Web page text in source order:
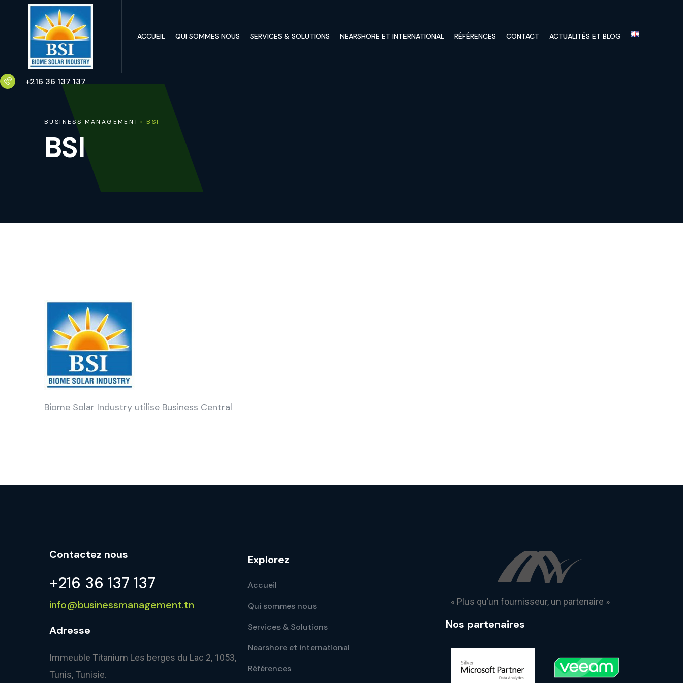
ACCUEIL QUI SOMMES NOUS SERVICES & SOLUTIONS NEARSHORE ET INTERNATIONAL RÉFÉRENCES CONTACT ACTUALITÉS ET BLOG
+216 36 137 137
BUSINESS MANAGEMENT > BSI
BSI
Biome Solar Industry utilise Business Central
Contactez nous
+216 36 137 137
info@businessmanagement.tn
Adresse
Immeuble Titanium Les berges du Lac 2, 1053,
Tunis, Tunisie.
Explorez
Accueil
Qui sommes nous
Services & Solutions
Nearshore et international
Références
« Plus qu’un fournisseur, un partenaire »
Nos partenaires